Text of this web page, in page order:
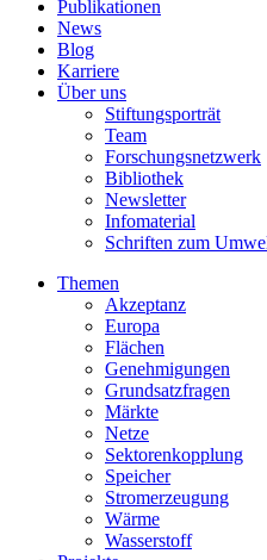
Publikationen
News
Blog
Karriere
Über uns
Stiftungsporträt
Team
Forschungsnetzwerk
Bibliothek
Newsletter
Infomaterial
Schriften zum
Themen
Akzeptanz
Europa
Flächen
Genehmigungen
Grundsatzfragen
Märkte
Netze
Sektorenkopplung
Speicher
Stromerzeugung
Wärme
Wasserstoff